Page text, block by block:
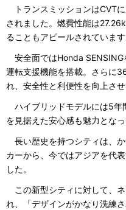
トランスミッションはCVT
されました。燃費性能は
ることもアピールされています
安全面ではHonda SENSING
運転支援機能を搭載。さらに
れ、安全性と利便性を向上させ
ハイブリッドモデルには5年
を見据えた安心感も魅力となっ
長い歴史を持つシティは、
カーから、今ではアジアを代
した。
この新型シティに対して、
れ、「デザインがかなり洗練